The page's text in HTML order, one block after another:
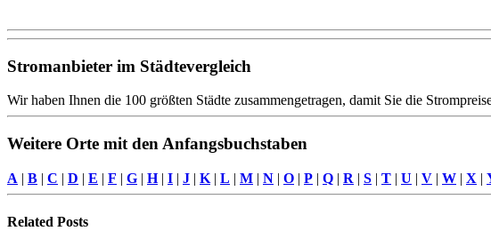
Stromanbieter im Städtevergleich
Wir haben Ihnen die 100 größten Städte zusammengetragen, damit Sie die
Weitere Orte mit den Anfangsbuchstaben
A | B | C | D | E | F | G | H| I | J | K | L | M | N | O | P | Q | R | S | T | U | V | W | X |
Related Posts